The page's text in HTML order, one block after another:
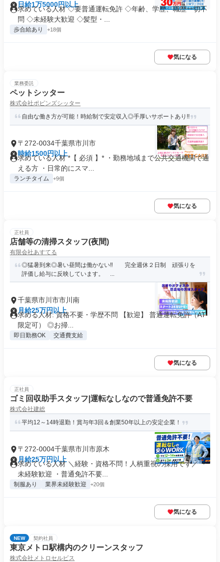
日給1万5000円以上
求めている人材 ◇要普通運転免許 ◇年齢、学歴、職歴一切不
問 ◇未経験大歓迎 ◇髪型・...
歩合給あり +18個
気になる
業務委託
ペットシッター
株式会社ポピンズシッター
自由な働き方が可能！時給制で安定収入◎手厚いサポートあり!!
〒272-0034千葉県市川市
時給1500円以上
求めている人材 *【 必須 】* ・勤務地域まで公共交通機関で通
える方 ・日常的にスマ...
ランチタイム +9個
気になる
正社員
店舗等の清掃スタッフ(夜間)
有限会社あすてる
◎猛暑到来◎暑い昼間は働かない‼ 完全週休２日制 頑張りを
評価し給与に反映しています。 ...
千葉県市川市市川南
月給25万円以上
求める人材: 資格不要・学歴不問 【歓迎】 普通運転免許（AT
限定可） ◎お掃...
即日勤務OK 交通費支給
気になる
正社員
ゴミ回収助手スタッフ|運転なしなので普通免許不要
株式会社建総
平均12～14時退勤！賞与年3回＆創業50年以上の安定企業！
〒272-0004千葉県市川市原木
月給25万円以上
求めている人材 ＼経験・資格不問！人柄重視の採用です／ ・
未経験歓迎 ・普通免許不要...
制服あり 業界未経験歓迎 +20個
気になる
NEW 契約社員
東京メトロ駅構内のクリーンスタッフ
株式会社メトロセルビス